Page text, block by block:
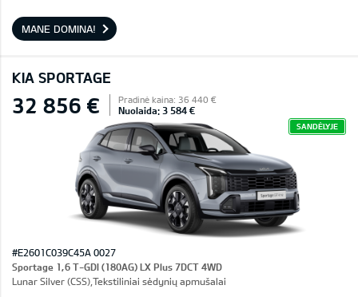
MANE DOMINA!
KIA SPORTAGE
32 856 € Pradinė kaina: 36 440 €
Nuolaida: 3 584 €
SANDĖLYJE
#E2601C039C45A 0027
Sportage 1,6 T-GDI (180AG) LX Plus 7DCT 4WD
Lunar Silver (CSS),Tekstiliniai sėdynių apmušalai